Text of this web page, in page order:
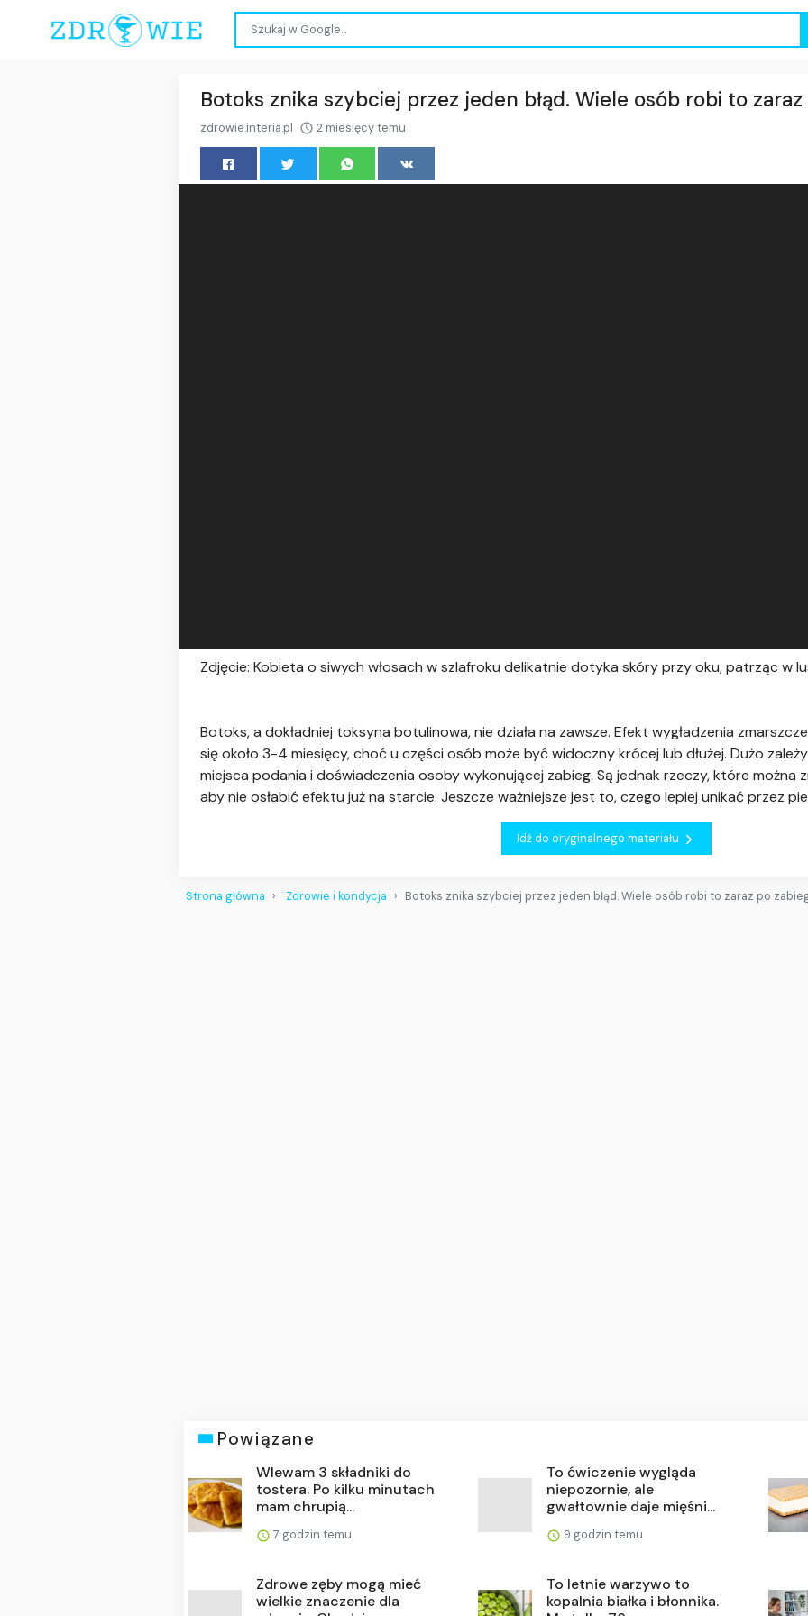
Botoks znika szybciej przez jeden błąd. Wiele osób robi to
zdrowie.interia.pl 2 miesięcy temu
Zdjęcie: Kobieta o siwych włosach w szlafroku delikatnie dotyka skóry przy oku, patrząc w
Botoks, a dokładniej toksyna botulinowa, nie działa na zawsze. Efekt wygładzenia
się około 3-4 miesięcy, choć u części osób może być widoczny krócej lub dłużej. Dużo
miejsca podania i doświadczenia osoby wykonującej zabieg. Są jednak rzeczy, które można
aby nie osłabić efektu już na starcie. Jeszcze ważniejsze jest to, czego lepiej unikać przez
Idź do oryginalnego materiału
Strona główna Zdrowie i kondycja Botoks znika szybciej przez jeden błąd. Wiele osób robi to zaraz po
Powiązane
Wlewam 3 składniki do
tostera. Po kilku minutach
mam chrupią...
7 godzin temu
To ćwiczenie wygląda
niepozornie, ale
gwałtownie daje mięśni...
9 godzin temu
Zdrowe zęby mogą mieć
wielkie znaczenie dla
To letnie warzywo to
kopalnia białka i błonnika.